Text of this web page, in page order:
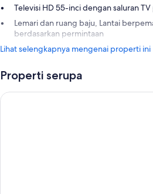
Televisi HD 55-inci dengan saluran
Lemari dan ruang baju, Lantai
berdasarkan permintaan
Lihat selengkapnya mengenai properti ini
Properti serupa
Beverly Wilshire, Beverly Hills, A